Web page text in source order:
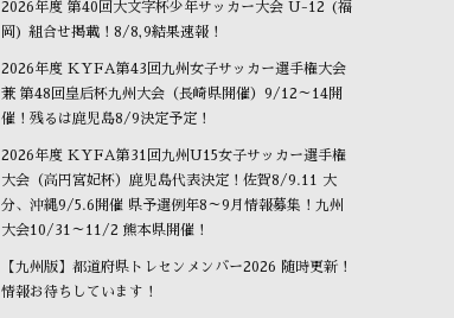
2026年度 第40回大文字杯少年サッカー大会 U-12 (福
岡) 組合せ掲載！8/8,9結果速報！
2026年度 KYFA第43回九州女子サッカー選手権大会
兼 第48回皇后杯九州大会（長崎県開催）9/12～14開
催！残るは鹿児島8/9決定予定！
2026年度 KYFA第31回九州U15女子サッカー選手権
大会（高円宮妃杯）鹿児島代表決定！佐賀8/9.11 大
分、沖縄9/5.6開催 県予選例年8～9月情報募集！九州
大会10/31～11/2 熊本県開催！
【九州版】都道府県トレセンメンバー2026 随時更新！
情報お待ちしています！